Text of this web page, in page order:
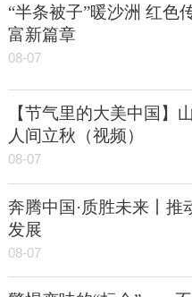
“半条被子”暖沙洲 红色
富新篇章
08-07
【节气里的大美中国】
人间立秋（视频）
08-07
奔腾中国·质胜未来丨推
发展
08-07